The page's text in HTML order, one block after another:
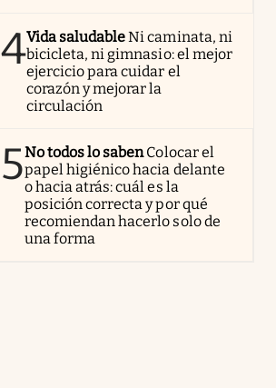
4Vida saludableNi caminata, ni
bicicleta, ni gimnasio: el mejor
ejercicio para cuidar el
corazón y mejorar la
circulación
5No todos lo sabenColocar el
papel higiénico hacia delante
o hacia atrás: cuál es la
posición correcta y por qué
recomiendan hacerlo solo de
una forma